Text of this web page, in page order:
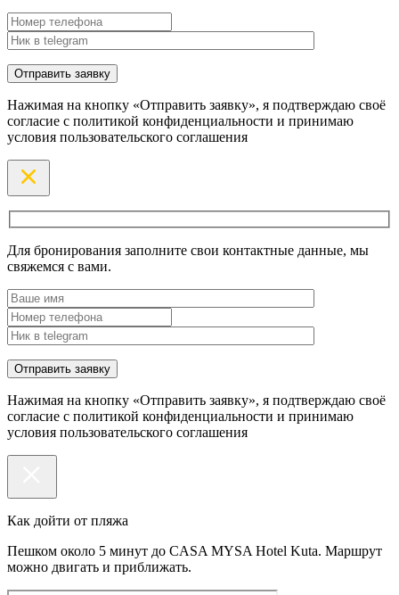
Нажимая на кнопку «Отправить заявку», я подтверждаю своё
согласие с политикой конфиденциальности и принимаю
условия пользовательского соглашения
Для бронирования заполните свои контактные данные, мы
свяжемся с вами.
Нажимая на кнопку «Отправить заявку», я подтверждаю своё
согласие с политикой конфиденциальности и принимаю
условия пользовательского соглашения
Как дойти от пляжа
Пешком около 5 минут до CASA MYSA Hotel Kuta. Маршрут
можно двигать и приближать.